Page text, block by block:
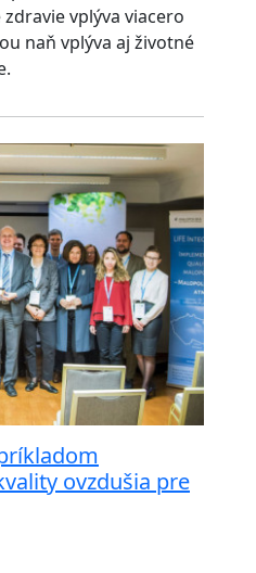
vplýva viacero
naň vplýva aj životné
ovzdušia pre